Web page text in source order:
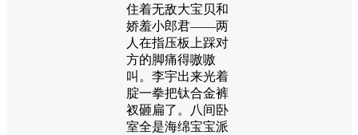
住着无敌大宝贝和
娇羞小郎君——两
人在指压板上踩对
方的脚痛得嗷嗷
叫。李宇出来光着
腚一拳把钛合金裤
衩砸扁了。八间卧
室全是海绵宝宝派